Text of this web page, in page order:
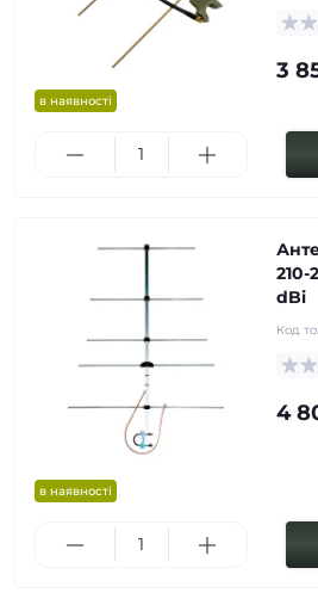
в наявності
3
в наявності
210-
dBi
Код
4